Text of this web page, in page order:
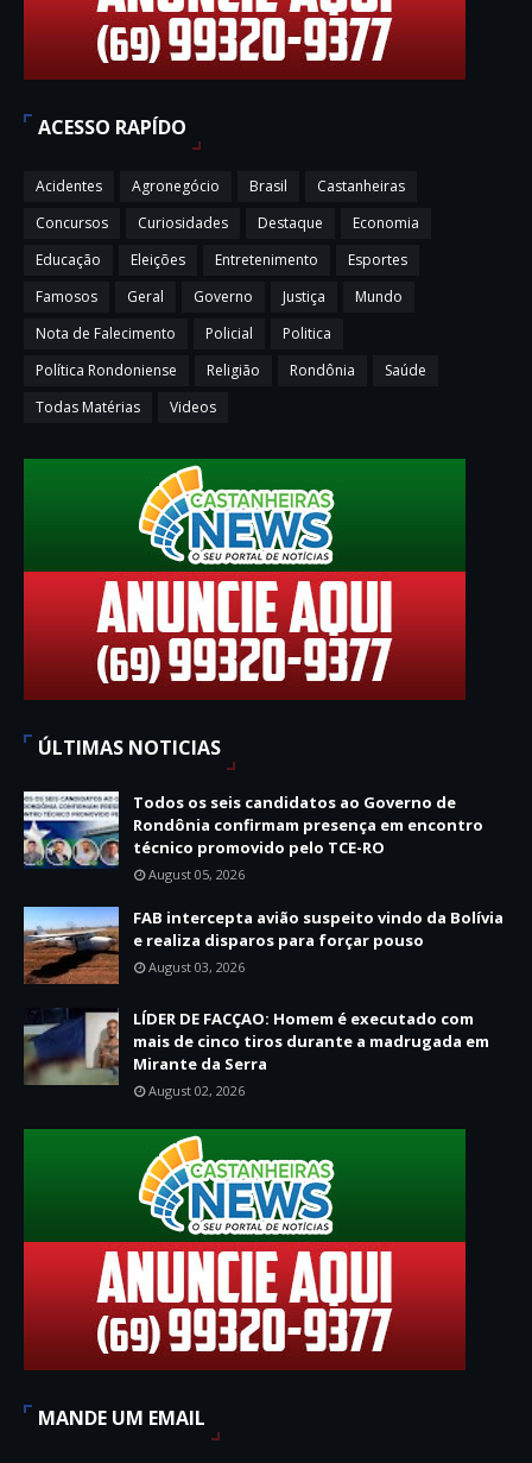
ACESSO RAPÍDO
Acidentes Agronegócio Brasil
Castanheiras
Concursos
Curiosidades Destaque
Economia
Educação
Eleições Entretenimento
Esportes
Famosos
Geral Governo Justiça
Mundo
Nota de Falecimento
Policial
Politica
Política Rondoniense
Religião Rondônia
Saúde
Todas Matérias
Videos
ÚLTIMAS NOTICIAS
Todos os seis candidatos ao Governo de
Rondônia confirmam presença em encontro
técnico promovido pelo TCE-RO
August 05, 2026
FAB intercepta avião suspeito vindo da Bolívia
e realiza disparos para forçar pouso
August 03, 2026
LÍDER DE FACÇAO: Homem é executado com
mais de cinco tiros durante a madrugada em
Mirante da Serra
August 02, 2026
MANDE UM EMAIL